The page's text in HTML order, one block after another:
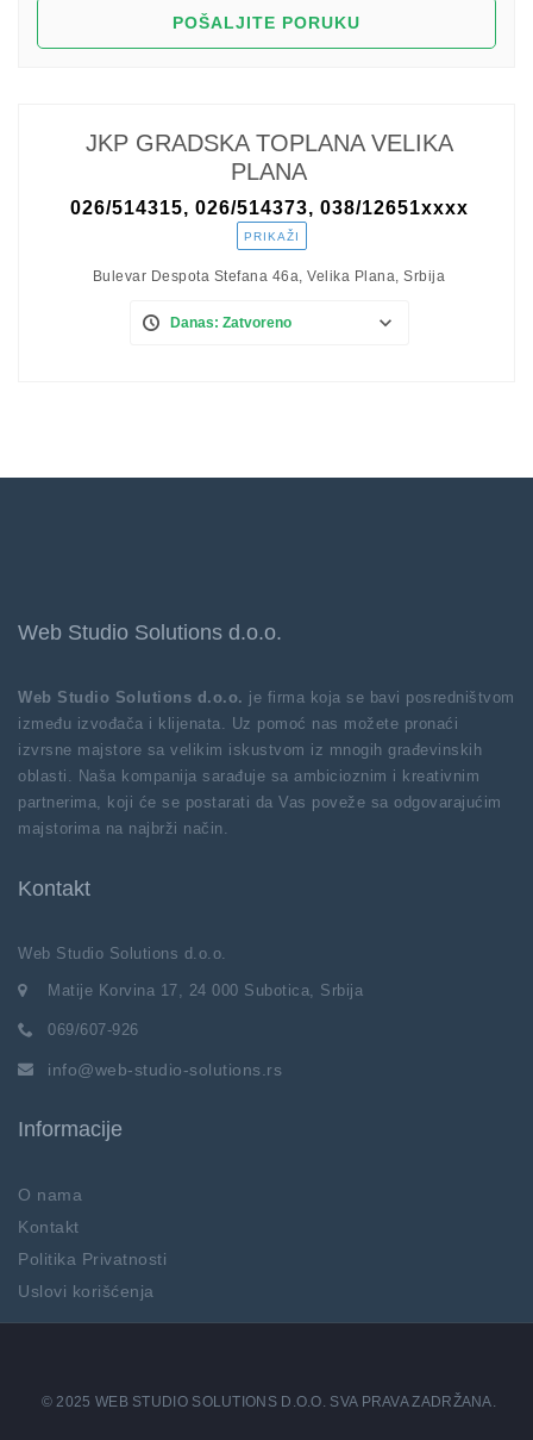
JKP GRADSKA TOPLANA VELIKA
PLANA
026/514315, 026/514373, 038/12651xxxx
PRIKAŽI
Bulevar Despota Stefana 46a, Velika Plana, Srbija
Danas: Zatvoreno
Web Studio Solutions d.o.o.
Web Studio Solutions d.o.o. je firma koja se bavi posredništvom
između izvođača i klijenata. Uz pomoć nas možete pronaći
izvrsne majstore sa velikim iskustvom iz mnogih građevinskih
oblasti. Naša kompanija sarađuje sa ambicioznim i kreativnim
partnerima, koji će se postarati da Vas poveže sa odgovarajućim
majstorima na najbrži način.
Kontakt
Web Studio Solutions d.o.o.
Matije Korvina 17, 24 000 Subotica, Srbija
069/607-926
info@web-studio-solutions.rs
Informacije
O nama
Kontakt
Politika Privatnosti
Uslovi korišćenja
© 2025 WEB STUDIO SOLUTIONS D.O.O. SVA PRAVA ZADRŽANA.